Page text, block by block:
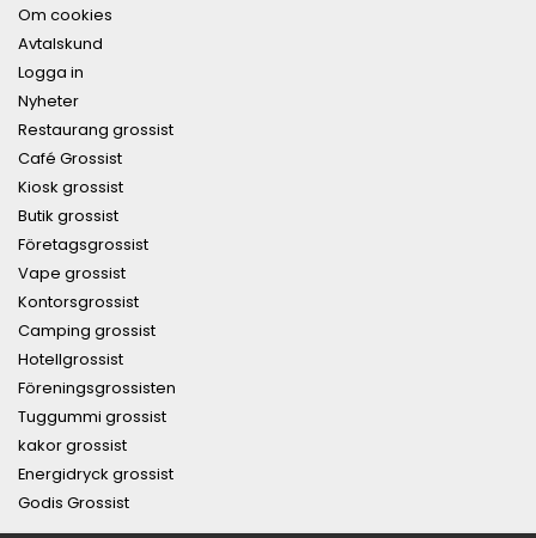
Om cookies
Avtalskund
Logga in
Nyheter
Restaurang grossist
Café Grossist
Kiosk grossist
Butik grossist
Företagsgrossist
Vape grossist
Kontorsgrossist
Camping grossist
Hotellgrossist
Föreningsgrossisten
Tuggummi grossist
kakor grossist
Energidryck grossist
Godis Grossist